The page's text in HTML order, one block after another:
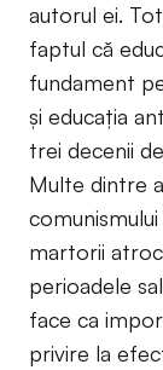
autorul ei.
faptul că
fundament
și educația
trei decenii
Multe dintre
martorii
perioadele
face ca
privire la